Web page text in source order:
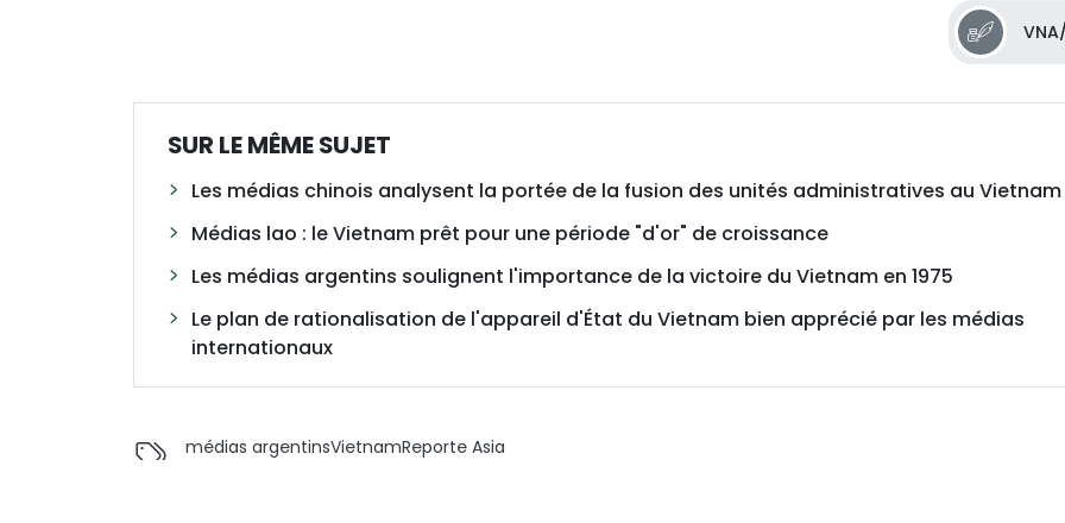
SUR LE MÊME SUJET
Les médias chinois analysent la portée de la fusion des unités administratives au Vietnam
Médias lao : le Vietnam prêt pour une période "d'or" de croissance
Les médias argentins soulignent l'importance de la victoire du Vietnam en 1975
Le plan de rationalisation de l'appareil d'État du Vietnam bien apprécié par les médias
internationaux
médias argentinsVietnamReporte Asia